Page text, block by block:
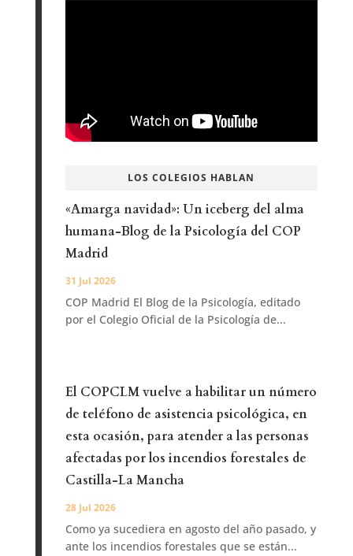
LOS COLEGIOS HABLAN
«Amarga navidad»: Un iceberg del alma
humana-Blog de la Psicología del COP
Madrid
31 Jul 2026
COP Madrid El Blog de la Psicología, editado
por el Colegio Oficial de la Psicología de...
El COPCLM vuelve a habilitar un número
de teléfono de asistencia psicológica, en
esta ocasión, para atender a las personas
afectadas por los incendios forestales de
Castilla-La Mancha
28 Jul 2026
Como ya sucediera en agosto del año pasado, y
ante los incendios forestales que se están...